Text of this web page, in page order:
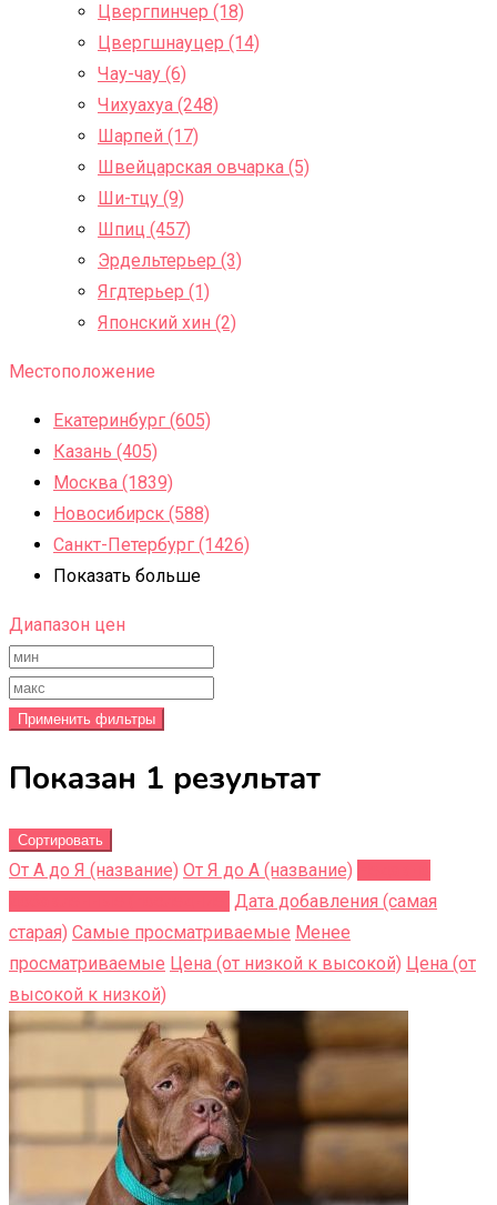
Цвергпинчер (18)
Цвергшнауцер (14)
Чау-чау (6)
Чихуахуа (248)
Шарпей (17)
Швейцарская овчарка (5)
Ши-тцу (9)
Шпиц (457)
Эрдельтерьер (3)
Ягдтерьер (1)
Японский хин (2)
Местоположение
Екатеринбург (605)
Казань (405)
Москва (1839)
Новосибирск (588)
Санкт-Петербург (1426)
Показать больше
Диапазон цен
Применить фильтры
Показан 1 результат
Сортировать
От А до Я (название) От Я до A (название)
Дата добавления (самая
старая) Самые просматриваемые Менее
просматриваемые Цена (от низкой к высокой) Цена (от
высокой к низкой)